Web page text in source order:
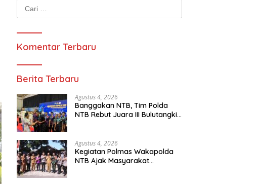
Komentar Terbaru
Berita Terbaru
Agustus 4, 2026
Banggakan NTB, Tim Polda
NTB Rebut Juara III Bulutangkis
Agustus 4, 2026
Kegiatan Polmas Wakapolda
NTB Ajak Masyarakat